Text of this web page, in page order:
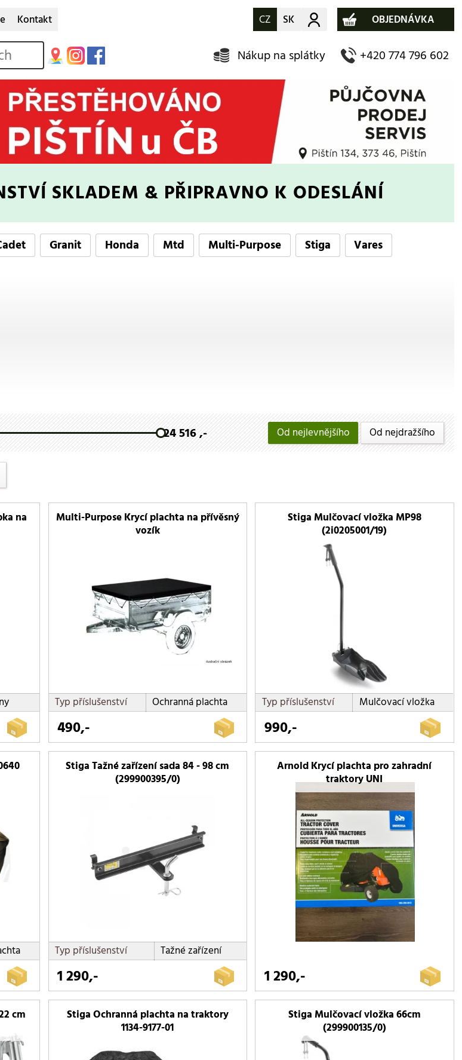
Kontakt CZ SK Můj účet OBJEDNÁVKA
Nákup na splátky +420 774 796 602
SKLADEM & PŘIPRAVNO K ODESLÁNÍ
Granit Honda Mtd Multi-Purpose Stiga Vares
24 516 ,- Od nejlevnějšího Od nejdražšího
na Multi-Purpose Krycí plachta na přívěsný
vozík
Typ příslušenství Ochranná plachta
490,-
Stiga Mulčovací vložka MP98
(2i0205001/19)
Typ příslušenství Mulčovací vložka
990,-
Stiga Tažné zařízení sada 84 - 98 cm
(299900395/0)
Typ příslušenství Tažné zařízení
1 290,-
Arnold Krycí plachta pro zahradní
traktory UNI
1 290,-
cm Stiga Ochranná plachta na traktory
1134-9177-01
Stiga Mulčovací vložka 66cm
(299900135/0)